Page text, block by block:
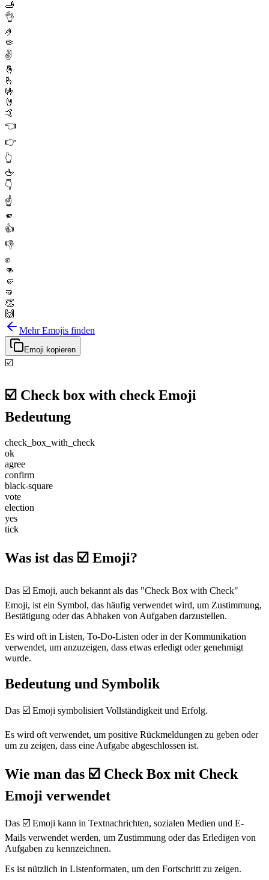
🫸
👌
🤌
🤏
✌️
🤞
🫰
🤟
🤘
🤙
👈
👉
👆
🖕
👇
☝️
🫵
👍
👎
✊
👊
🤛
🤜
👏
🙌
Mehr Emojis finden
Emoji kopieren
☑️
☑️ Check box with check Emoji
Bedeutung
check_box_with_check
ok
agree
confirm
black-square
vote
election
yes
tick
Was ist das ☑️ Emoji?
Das ☑️ Emoji, auch bekannt als das "Check Box with Check"
Emoji, ist ein Symbol, das häufig verwendet wird, um Zustimmung,
Bestätigung oder das Abhaken von Aufgaben darzustellen.
Es wird oft in Listen, To-Do-Listen oder in der Kommunikation
verwendet, um anzuzeigen, dass etwas erledigt oder genehmigt
wurde.
Bedeutung und Symbolik
Das ☑️ Emoji symbolisiert Vollständigkeit und Erfolg.
Es wird oft verwendet, um positive Rückmeldungen zu geben oder
um zu zeigen, dass eine Aufgabe abgeschlossen ist.
Wie man das ☑️ Check Box mit Check
Emoji verwendet
Das ☑️ Emoji kann in Textnachrichten, sozialen Medien und E-
Mails verwendet werden, um Zustimmung oder das Erledigen von
Aufgaben zu kennzeichnen.
Es ist nützlich in Listenformaten, um den Fortschritt zu zeigen.